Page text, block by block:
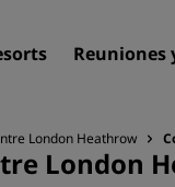
Reuniones
London Heathrow
London